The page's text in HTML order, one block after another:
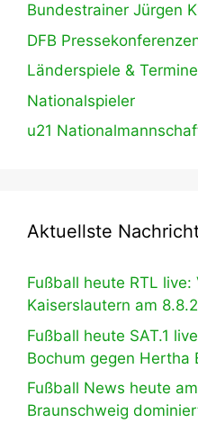
Bundestrainer Jürgen
DFB
Länderspiele & Termine
Nationalspieler
u21
Aktuellste
Fußball heute RTL
Kaiserslautern am
Fußball heute SAT.1
Bochum gegen Hertha
Fußball News heute
Braunschweig